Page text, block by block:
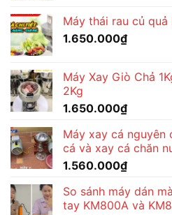
Máy thái rau củ quả
1.650.000₫
Máy Xay Giò Chả
2Kg
1.650.000₫
Máy xay cá nguyên
cá và xay cá chăn
1.560.000₫
So sánh máy dán
tay KM800A và